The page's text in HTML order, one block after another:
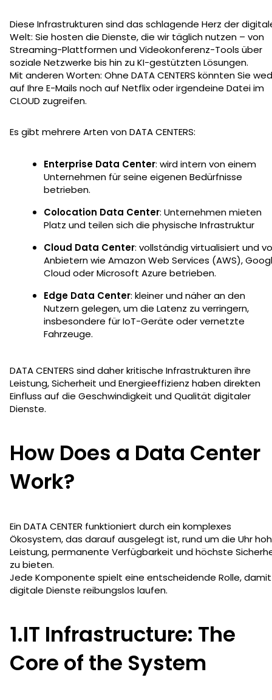
Diese Infrastrukturen sind das schlagende Herz der
Welt: Sie hosten die Dienste, die wir täglich nutzen – von
Streaming-Plattformen und Videokonferenz-Tools über
soziale Netzwerke bis hin zu KI-gestützten Lösungen.
Mit anderen Worten: Ohne DATA CENTERS könnten Sie
auf Ihre E-Mails noch auf Netflix oder irgendeine Datei im
CLOUD zugreifen.
Es gibt mehrere Arten von DATA CENTERS:
Enterprise Data Center: wird intern von einem
Unternehmen für seine eigenen Bedürfnisse
betrieben.
Colocation Data Center: Unternehmen mieten
Platz und teilen sich die physische Infrastruktur
Cloud Data Center: vollständig virtualisiert und
Anbietern wie Amazon Web Services (AWS),
Cloud oder Microsoft Azure betrieben.
Edge Data Center: kleiner und näher an den
Nutzern gelegen, um die Latenz zu verringern,
insbesondere für IoT-Geräte oder vernetzte
Fahrzeuge.
DATA CENTERS sind daher kritische Infrastrukturen ihre
Leistung, Sicherheit und Energieeffizienz haben direkten
Einfluss auf die Geschwindigkeit und Qualität digitaler
Dienste.
How Does a Data Center
Work?
Ein DATA CENTER funktioniert durch ein komplexes
Ökosystem, das darauf ausgelegt ist, rund um die Uhr
Leistung, permanente Verfügbarkeit und höchste
zu bieten.
Jede Komponente spielt eine entscheidende Rolle, damit
digitale Dienste reibungslos laufen.
1.IT Infrastructure: The
Core of the System